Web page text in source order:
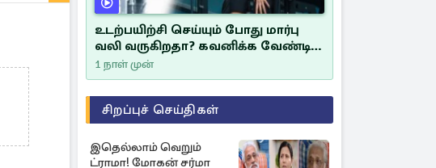
உடற்பயிற்சி செய்யும் போது மார்பு
வலி வருகிறதா? கவனிக்க வேண்டிய
எச்சரிக்கை அறிகுறிகள்
1 நாள் முன்
சிறப்புச் செய்திகள்
இதெல்லாம் வெறும்
ட்ராமா! மோகன் சர்மா